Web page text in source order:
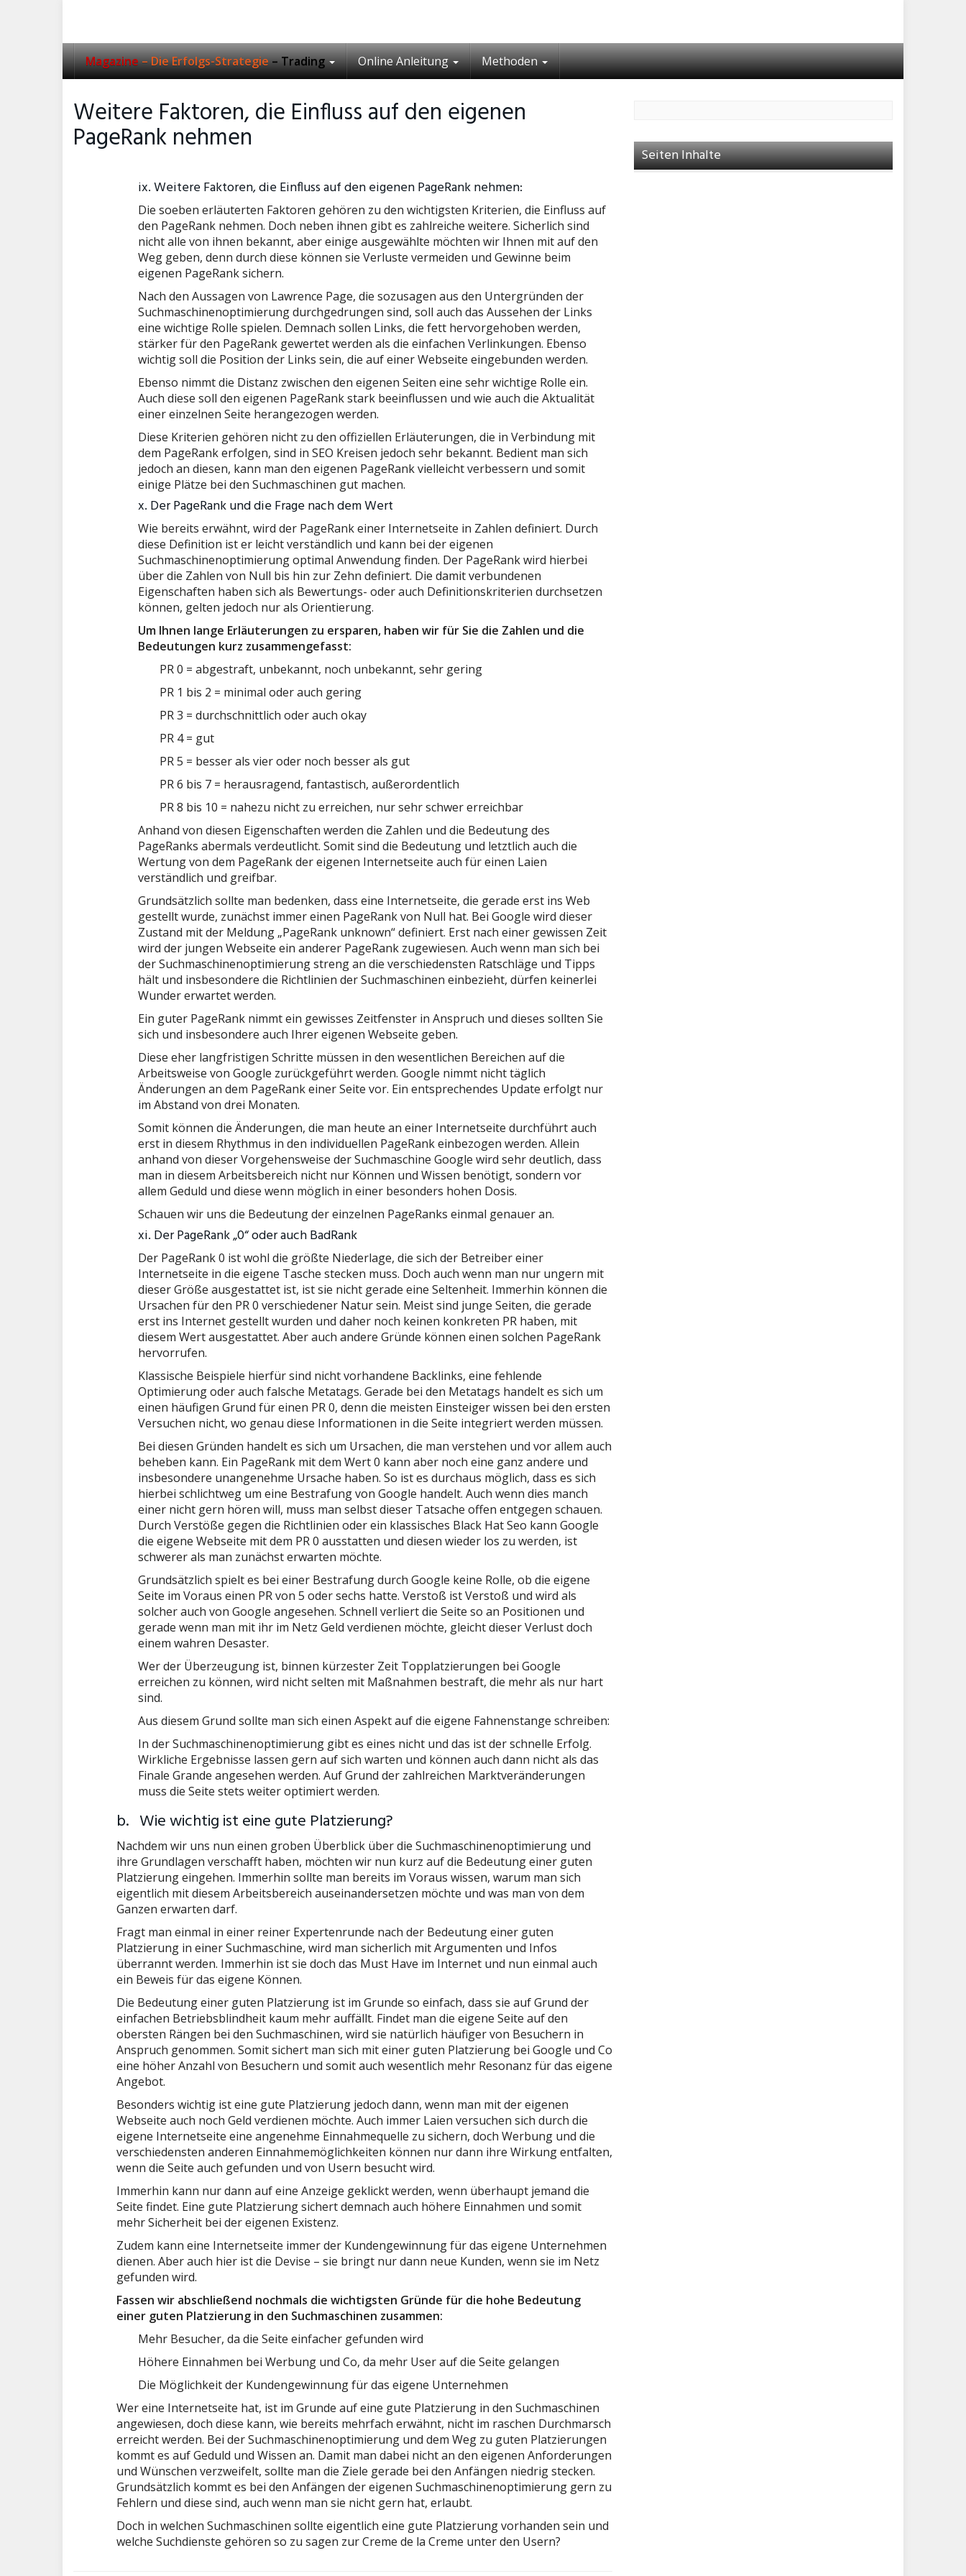
Magazine– Die Erfolgs-Strategie– Trading Online Anleitung Methoden
Weitere Faktoren, die Einfluss auf den eigenen
PageRank nehmen
ix. Weitere Faktoren, die Einfluss auf den eigenen PageRank nehmen:
Die soeben erläuterten Faktoren gehören zu den wichtigsten Kriterien, die Einfluss auf
den PageRank nehmen. Doch neben ihnen gibt es zahlreiche weitere. Sicherlich sind
nicht alle von ihnen bekannt, aber einige ausgewählte möchten wir Ihnen mit auf den
Weg geben, denn durch diese können sie Verluste vermeiden und Gewinne beim
eigenen PageRank sichern.
Nach den Aussagen von Lawrence Page, die sozusagen aus den Untergründen der
Suchmaschinenoptimierung durchgedrungen sind, soll auch das Aussehen der Links
eine wichtige Rolle spielen. Demnach sollen Links, die fett hervorgehoben werden,
stärker für den PageRank gewertet werden als die einfachen Verlinkungen. Ebenso
wichtig soll die Position der Links sein, die auf einer Webseite eingebunden werden.
Ebenso nimmt die Distanz zwischen den eigenen Seiten eine sehr wichtige Rolle ein.
Auch diese soll den eigenen PageRank stark beeinflussen und wie auch die Aktualität
einer einzelnen Seite herangezogen werden.
Diese Kriterien gehören nicht zu den offiziellen Erläuterungen, die in Verbindung mit
dem PageRank erfolgen, sind in SEO Kreisen jedoch sehr bekannt. Bedient man sich
jedoch an diesen, kann man den eigenen PageRank vielleicht verbessern und somit
einige Plätze bei den Suchmaschinen gut machen.
x. Der PageRank und die Frage nach dem Wert
Wie bereits erwähnt, wird der PageRank einer Internetseite in Zahlen definiert. Durch
diese Definition ist er leicht verständlich und kann bei der eigenen
Suchmaschinenoptimierung optimal Anwendung finden. Der PageRank wird hierbei
über die Zahlen von Null bis hin zur Zehn definiert. Die damit verbundenen
Eigenschaften haben sich als Bewertungs- oder auch Definitionskriterien durchsetzen
können, gelten jedoch nur als Orientierung.
Um Ihnen lange Erläuterungen zu ersparen, haben wir für Sie die Zahlen und die
Bedeutungen kurz zusammengefasst:
PR 0 = abgestraft, unbekannt, noch unbekannt, sehr gering
PR 1 bis 2 = minimal oder auch gering
PR 3 = durchschnittlich oder auch okay
PR 4 = gut
PR 5 = besser als vier oder noch besser als gut
PR 6 bis 7 = herausragend, fantastisch, außerordentlich
PR 8 bis 10 = nahezu nicht zu erreichen, nur sehr schwer erreichbar
Anhand von diesen Eigenschaften werden die Zahlen und die Bedeutung des
PageRanks abermals verdeutlicht. Somit sind die Bedeutung und letztlich auch die
Wertung von dem PageRank der eigenen Internetseite auch für einen Laien
verständlich und greifbar.
Grundsätzlich sollte man bedenken, dass eine Internetseite, die gerade erst ins Web
gestellt wurde, zunächst immer einen PageRank von Null hat. Bei Google wird dieser
Zustand mit der Meldung „PageRank unknown“ definiert. Erst nach einer gewissen Zeit
wird der jungen Webseite ein anderer PageRank zugewiesen. Auch wenn man sich bei
der Suchmaschinenoptimierung streng an die verschiedensten Ratschläge und Tipps
hält und insbesondere die Richtlinien der Suchmaschinen einbezieht, dürfen keinerlei
Wunder erwartet werden.
Ein guter PageRank nimmt ein gewisses Zeitfenster in Anspruch und dieses sollten Sie
sich und insbesondere auch Ihrer eigenen Webseite geben.
Diese eher langfristigen Schritte müssen in den wesentlichen Bereichen auf die
Arbeitsweise von Google zurückgeführt werden. Google nimmt nicht täglich
Änderungen an dem PageRank einer Seite vor. Ein entsprechendes Update erfolgt nur
im Abstand von drei Monaten.
Somit können die Änderungen, die man heute an einer Internetseite durchführt auch
erst in diesem Rhythmus in den individuellen PageRank einbezogen werden. Allein
anhand von dieser Vorgehensweise der Suchmaschine Google wird sehr deutlich, dass
man in diesem Arbeitsbereich nicht nur Können und Wissen benötigt, sondern vor
allem Geduld und diese wenn möglich in einer besonders hohen Dosis.
Schauen wir uns die Bedeutung der einzelnen PageRanks einmal genauer an.
xi. Der PageRank „0“ oder auch BadRank
Der PageRank 0 ist wohl die größte Niederlage, die sich der Betreiber einer
Internetseite in die eigene Tasche stecken muss. Doch auch wenn man nur ungern mit
dieser Größe ausgestattet ist, ist sie nicht gerade eine Seltenheit. Immerhin können die
Ursachen für den PR 0 verschiedener Natur sein. Meist sind junge Seiten, die gerade
erst ins Internet gestellt wurden und daher noch keinen konkreten PR haben, mit
diesem Wert ausgestattet. Aber auch andere Gründe können einen solchen PageRank
hervorrufen.
Klassische Beispiele hierfür sind nicht vorhandene Backlinks, eine fehlende
Optimierung oder auch falsche Metatags. Gerade bei den Metatags handelt es sich um
einen häufigen Grund für einen PR 0, denn die meisten Einsteiger wissen bei den ersten
Versuchen nicht, wo genau diese Informationen in die Seite integriert werden müssen.
Bei diesen Gründen handelt es sich um Ursachen, die man verstehen und vor allem auch
beheben kann. Ein PageRank mit dem Wert 0 kann aber noch eine ganz andere und
insbesondere unangenehme Ursache haben. So ist es durchaus möglich, dass es sich
hierbei schlichtweg um eine Bestrafung von Google handelt. Auch wenn dies manch
einer nicht gern hören will, muss man selbst dieser Tatsache offen entgegen schauen.
Durch Verstöße gegen die Richtlinien oder ein klassisches Black Hat Seo kann Google
die eigene Webseite mit dem PR 0 ausstatten und diesen wieder los zu werden, ist
schwerer als man zunächst erwarten möchte.
Grundsätzlich spielt es bei einer Bestrafung durch Google keine Rolle, ob die eigene
Seite im Voraus einen PR von 5 oder sechs hatte. Verstoß ist Verstoß und wird als
solcher auch von Google angesehen. Schnell verliert die Seite so an Positionen und
gerade wenn man mit ihr im Netz Geld verdienen möchte, gleicht dieser Verlust doch
einem wahren Desaster.
Wer der Überzeugung ist, binnen kürzester Zeit Topplatzierungen bei Google
erreichen zu können, wird nicht selten mit Maßnahmen bestraft, die mehr als nur hart
sind.
Aus diesem Grund sollte man sich einen Aspekt auf die eigene Fahnenstange schreiben:
In der Suchmaschinenoptimierung gibt es eines nicht und das ist der schnelle Erfolg.
Wirkliche Ergebnisse lassen gern auf sich warten und können auch dann nicht als das
Finale Grande angesehen werden. Auf Grund der zahlreichen Marktveränderungen
muss die Seite stets weiter optimiert werden.
b. Wie wichtig ist eine gute Platzierung?
Nachdem wir uns nun einen groben Überblick über die Suchmaschinenoptimierung und
ihre Grundlagen verschafft haben, möchten wir nun kurz auf die Bedeutung einer guten
Platzierung eingehen. Immerhin sollte man bereits im Voraus wissen, warum man sich
eigentlich mit diesem Arbeitsbereich auseinandersetzen möchte und was man von dem
Ganzen erwarten darf.
Fragt man einmal in einer reiner Expertenrunde nach der Bedeutung einer guten
Platzierung in einer Suchmaschine, wird man sicherlich mit Argumenten und Infos
überrannt werden. Immerhin ist sie doch das Must Have im Internet und nun einmal auch
ein Beweis für das eigene Können.
Die Bedeutung einer guten Platzierung ist im Grunde so einfach, dass sie auf Grund der
einfachen Betriebsblindheit kaum mehr auffällt. Findet man die eigene Seite auf den
obersten Rängen bei den Suchmaschinen, wird sie natürlich häufiger von Besuchern in
Anspruch genommen. Somit sichert man sich mit einer guten Platzierung bei Google und Co
eine höher Anzahl von Besuchern und somit auch wesentlich mehr Resonanz für das eigene
Angebot.
Besonders wichtig ist eine gute Platzierung jedoch dann, wenn man mit der eigenen
Webseite auch noch Geld verdienen möchte. Auch immer Laien versuchen sich durch die
eigene Internetseite eine angenehme Einnahmequelle zu sichern, doch Werbung und die
verschiedensten anderen Einnahmemöglichkeiten können nur dann ihre Wirkung entfalten,
wenn die Seite auch gefunden und von Usern besucht wird.
Immerhin kann nur dann auf eine Anzeige geklickt werden, wenn überhaupt jemand die
Seite findet. Eine gute Platzierung sichert demnach auch höhere Einnahmen und somit
mehr Sicherheit bei der eigenen Existenz.
Zudem kann eine Internetseite immer der Kundengewinnung für das eigene Unternehmen
dienen. Aber auch hier ist die Devise – sie bringt nur dann neue Kunden, wenn sie im Netz
gefunden wird.
Fassen wir abschließend nochmals die wichtigsten Gründe für die hohe Bedeutung
einer guten Platzierung in den Suchmaschinen zusammen:
Mehr Besucher, da die Seite einfacher gefunden wird
Höhere Einnahmen bei Werbung und Co, da mehr User auf die Seite gelangen
Die Möglichkeit der Kundengewinnung für das eigene Unternehmen
Wer eine Internetseite hat, ist im Grunde auf eine gute Platzierung in den Suchmaschinen
angewiesen, doch diese kann, wie bereits mehrfach erwähnt, nicht im raschen Durchmarsch
erreicht werden. Bei der Suchmaschinenoptimierung und dem Weg zu guten Platzierungen
kommt es auf Geduld und Wissen an. Damit man dabei nicht an den eigenen Anforderungen
und Wünschen verzweifelt, sollte man die Ziele gerade bei den Anfängen niedrig stecken.
Grundsätzlich kommt es bei den Anfängen der eigenen Suchmaschinenoptimierung gern zu
Fehlern und diese sind, auch wenn man sie nicht gern hat, erlaubt.
Doch in welchen Suchmaschinen sollte eigentlich eine gute Platzierung vorhanden sein und
welche Suchdienste gehören so zu sagen zur Creme de la Creme unter den Usern?
Seiten Inhalte